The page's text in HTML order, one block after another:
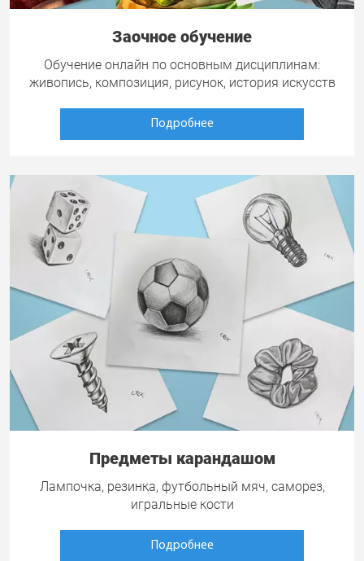
Заочное обучение
Обучение онлайн по основным дисциплинам:
живопись, композиция, рисунок, история искусств
Подробнее
Предметы карандашом
Лампочка, резинка, футбольный мяч, саморез,
игральные кости
Подробнее